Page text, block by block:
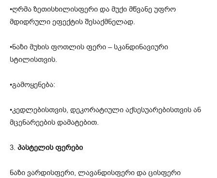
•ღრმა ზეთისხილისფერი და მუქი მწვანე უფრო
მდიდრული ეფექტის შესაქმნელად.
•ნაზი მუხის ფოთლის ფერი – სკანდინავიური
სტილისთვის.
•გამოყენება:
•კედლებისთვის, დეკორატიული აქსესუარებისთვის ან
მცენარეების დამატებით.
3. პასტელის ფერები
ნაზი ვარდისფერი, ლავანდისფერი და ცისფერი